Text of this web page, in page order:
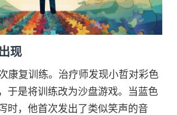
现
康复训练。治疗师发现小哲对彩色
于是将训练改为沙盘游戏。当蓝色
时，他首次发出了类似笑声的音